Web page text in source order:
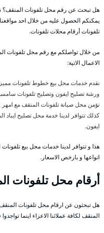
هل تبحث عن رقم محل تلفونات المنقف؟
يمكنكم الحصول عليه من خلال احد
تلفونات أرقام محلات تلفونات.
من خلال تواصلكم مع رقم محل تلفونات
الاعمال الاتية:
نقدم خدمات محل بيع خطوط تلفونات
ورشة تصليح ايفون وتصليح تلفونات
نؤمن محل صيانة تلفونات المنقف مع امهر
كذلك تتوافر لدينا خدمة محل تصليح ايباد
ايفون.
هذا و تتوافر لدينا خدمات محل بيع
انواعها و بارخص الاسعار.
أرقام محل تلفونات
هل تبحثون عن ارقام محل تلفونات
المنقف لكافة عملائنا الاعزاء اينما